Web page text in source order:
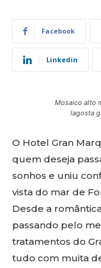
Facebook
Linkedin
Mosaico alto
lagosta
O Hotel Gran
quem deseja
sonhos e uniu
vista do mar de
Desde a
passando pelo
tratamentos do
tudo com muita